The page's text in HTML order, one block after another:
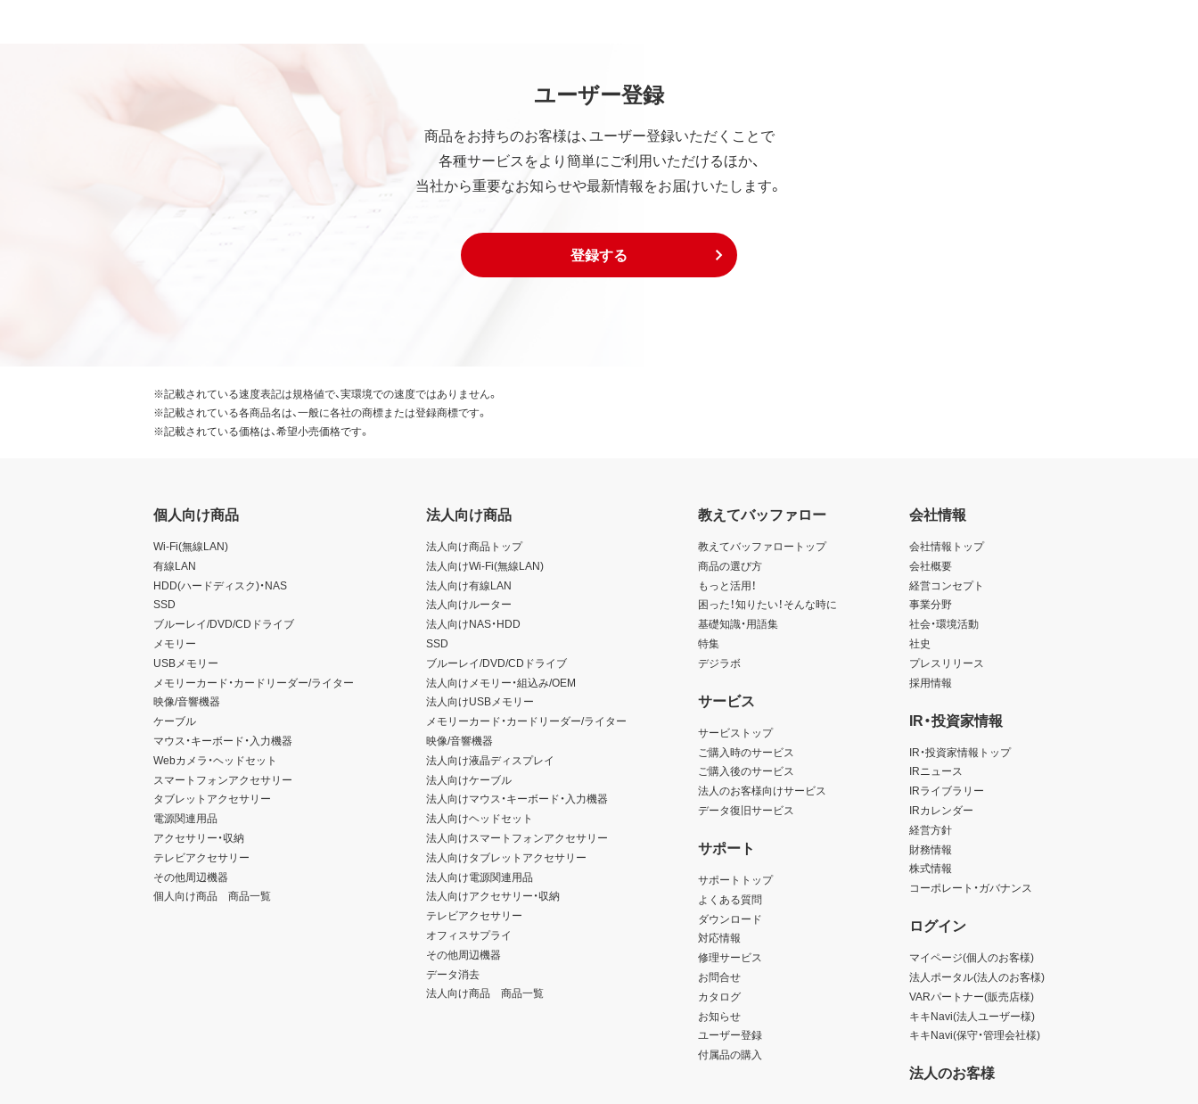
ユーザー登録
商品をお持ちのお客様は、ユーザー登録いただくことで
各種サービスをより簡単にご利用いただけるほか、
当社から重要なお知らせや最新情報をお届けいたします。
登録する
※記載されている速度表記は規格値で、実環境での速度ではありません。
※記載されている各商品名は、一般に各社の商標または登録商標です。
※記載されている価格は、希望小売価格です。
個人向け商品
Wi-Fi(無線LAN)
有線LAN
HDD(ハードディスク)・NAS
SSD
ブルーレイ/DVD/CDドライブ
メモリー
USBメモリー
メモリーカード・カードリーダー/ライター
映像/音響機器
ケーブル
マウス・キーボード・入力機器
Webカメラ・ヘッドセット
スマートフォンアクセサリー
タブレットアクセサリー
電源関連用品
アクセサリー・収納
テレビアクセサリー
その他周辺機器
個人向け商品 商品一覧
法人向け商品
法人向け商品トップ
法人向けWi-Fi(無線LAN)
法人向け有線LAN
法人向けルーター
法人向けNAS・HDD
SSD
ブルーレイ/DVD/CDドライブ
法人向けメモリー・組込み/OEM
法人向けUSBメモリー
メモリーカード・カードリーダー/ライター
映像/音響機器
法人向け液晶ディスプレイ
法人向けケーブル
法人向けマウス・キーボード・入力機器
法人向けヘッドセット
法人向けスマートフォンアクセサリー
法人向けタブレットアクセサリー
法人向け電源関連用品
法人向けアクセサリー・収納
テレビアクセサリー
オフィスサプライ
その他周辺機器
データ消去
法人向け商品 商品一覧
教えてバッファロー
教えてバッファロートップ
商品の選び方
もっと活用！
困った！知りたい！そんな時に
基礎知識・用語集
特集
デジラボ
サービス
サービストップ
ご購入時のサービス
ご購入後のサービス
法人のお客様向けサービス
データ復旧サービス
サポート
サポートトップ
よくある質問
ダウンロード
対応情報
修理サービス
お問合せ
カタログ
お知らせ
ユーザー登録
付属品の購入
会社情報
会社情報トップ
会社概要
経営コンセプト
事業分野
社会・環境活動
社史
プレスリリース
採用情報
IR・投資家情報
IR・投資家情報トップ
IRニュース
IRライブラリー
IRカレンダー
経営方針
財務情報
株式情報
コーポレート・ガバナンス
ログイン
マイページ(個人のお客様)
法人ポータル(法人のお客様)
VARパートナー(販売店様)
キキNavi(法人ユーザー様)
キキNavi(保守・管理会社様)
法人のお客様